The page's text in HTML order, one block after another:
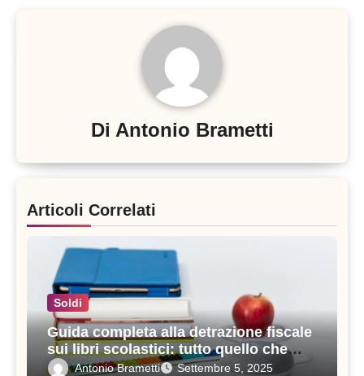
Di Antonio Brametti
Articoli Correlati
Soldi
Guida completa alla detrazione fiscale
sui libri scolastici: tutto quello che
devi sapere
Antonio Brametti Settembre 5, 2025